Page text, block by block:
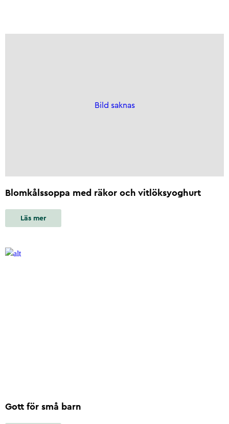
Bild saknas
Blomkålssoppa med räkor och vitlöksyoghurt
Läs mer
Gott för små barn